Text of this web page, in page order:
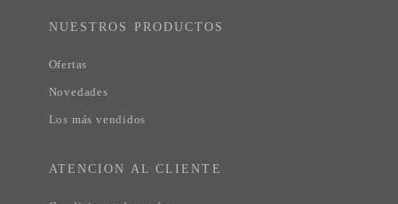
NUESTROS PRODUCTOS
Ofertas
Novedades
Los más vendidos
ATENCION AL CLIENTE